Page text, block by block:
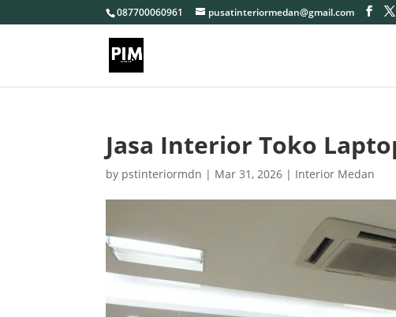
087700060961 pusatinteriormedan@gmail.com
Jasa Interior Toko
by pstinteriormdn | Mar 31, 2026 | Interior Medan